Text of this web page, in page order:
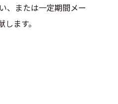
、または一定期間メー
ます。